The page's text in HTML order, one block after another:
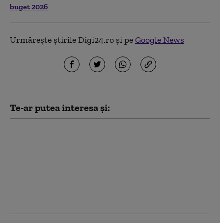
buget 2026
Urmărește știrile Digi24.ro și peGoogle News
Te-ar putea interesa și: